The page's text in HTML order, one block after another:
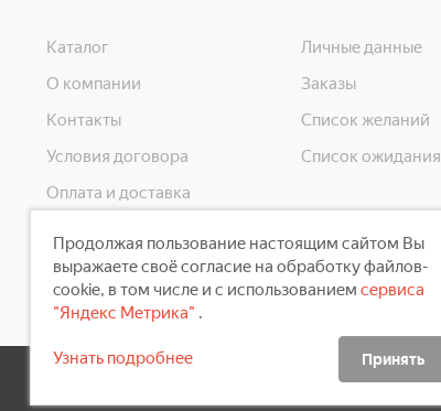
Каталог
О компании
Контакты
Условия договора
Оплата и доставка
Скидки
Личные данные
Заказы
Список желаний
Список ожидания
Продолжая пользование настоящим сайтом Вы
выражаете своё согласие на обработку файлов-
cookie, в том числе и с использованием сервиса
"Яндекс Метрика" .
Узнать подробнее Принять